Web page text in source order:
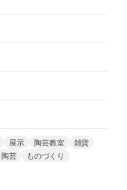
展示 陶芸教室
雑貨
陶芸
ものづくり